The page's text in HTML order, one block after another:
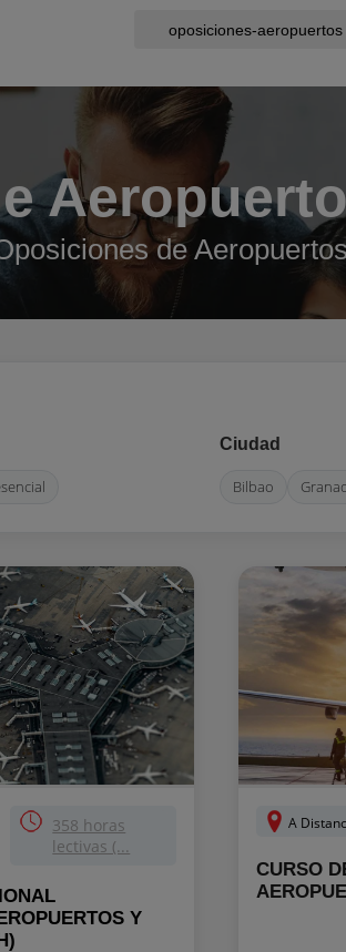
de Aeropuertos
Ciudad
Bilbao
358 horas
lectivas (...
Y
A
CURSO